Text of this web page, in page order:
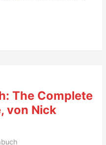
The Complete
von Nick